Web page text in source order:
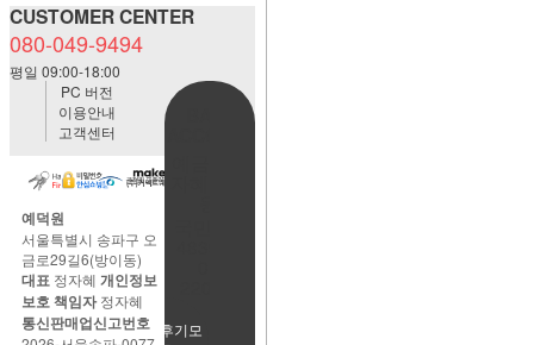
CUSTOMER CENTER
080-049-9494
평일 09:00-18:00
사용후기모
PC 버전
이용안내
고객센터
예덕원
서울특별시 송파구 오
금로29길6(방이동)
대표 정자혜 개인정보
보호 책임자정자혜
통신판매업신고번호